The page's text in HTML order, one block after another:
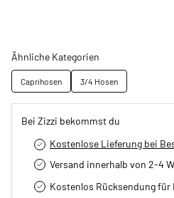
Ähnliche Kategorien
Caprihosen 3/4 Hosen
Bei Zizzi bekommst du
Kostenlose Lieferung bei
Versand innerhalb von 2-4
Kostenlos Rücksendung für